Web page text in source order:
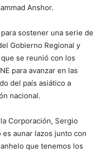
Anshor.
sostener una serie de
Gobierno Regional y
se reunió con los
para avanzar en las
del país asiático a
nacional.
Corporación, Sergio
aunar lazos junto con
que tenemos los